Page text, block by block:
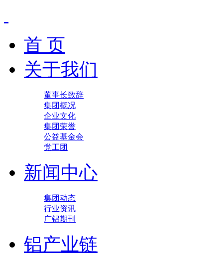
首 页
关于我们
董事长致辞
集团概况
企业文化
集团荣誉
公益基金会
党工团
新闻中心
集团动态
行业资讯
广铝期刊
铝产业链